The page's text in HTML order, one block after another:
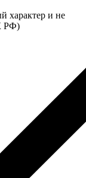
характер и не
РФ)